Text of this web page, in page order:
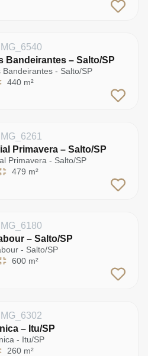
Bandeirantes – Salto/SP
- Salto/SP
440 m²
Primavera – Salto/SP
Primavera - Salto/SP
479 m²
– Salto/SP
- Salto/SP
600 m²
– Itu/SP
- Itu/SP
260 m²